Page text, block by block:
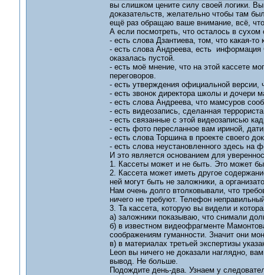
вы слишком цените силу своей логики.
доказательств, желательно чтобы там
ещё раз обращаю ваше внимание, всё,
А если посмотреть, что осталось в сухом
- есть слова Дзантиева, том, что какая-то
- есть слова Андреева, есть
оказалась пустой.
- есть моё мнение, что на этой кассете
переговоров.
- есть утверждения официальной версии,
- есть звонок директора школы и дочери
- есть слова Андреева, что мамсуров
- есть видеозапись, сделанная
- есть связанные с этой видеозаписью
- есть фото пересланное вам ириной,
- есть слова Торшина в проекте своего
- есть слова неустановленного здесь на
И это является основанием для
1. Кассеты может и не быть. Это может
2. Кассета может иметь другое
ней могут быть не заложники, а
Нам очень долго втолковывали, что
ничего не требуют. Телефон
3. Та кассета, которую вы видели и
а) заложники показываю, что снимали
б) в известном видеофрагменте
соображениям гуманности. Значит они
в) в материалах третьей экспертизы
Leon вы ничего не доказали наглядно,
вывод. Не больше.
Подождите день-два. Узнаем у